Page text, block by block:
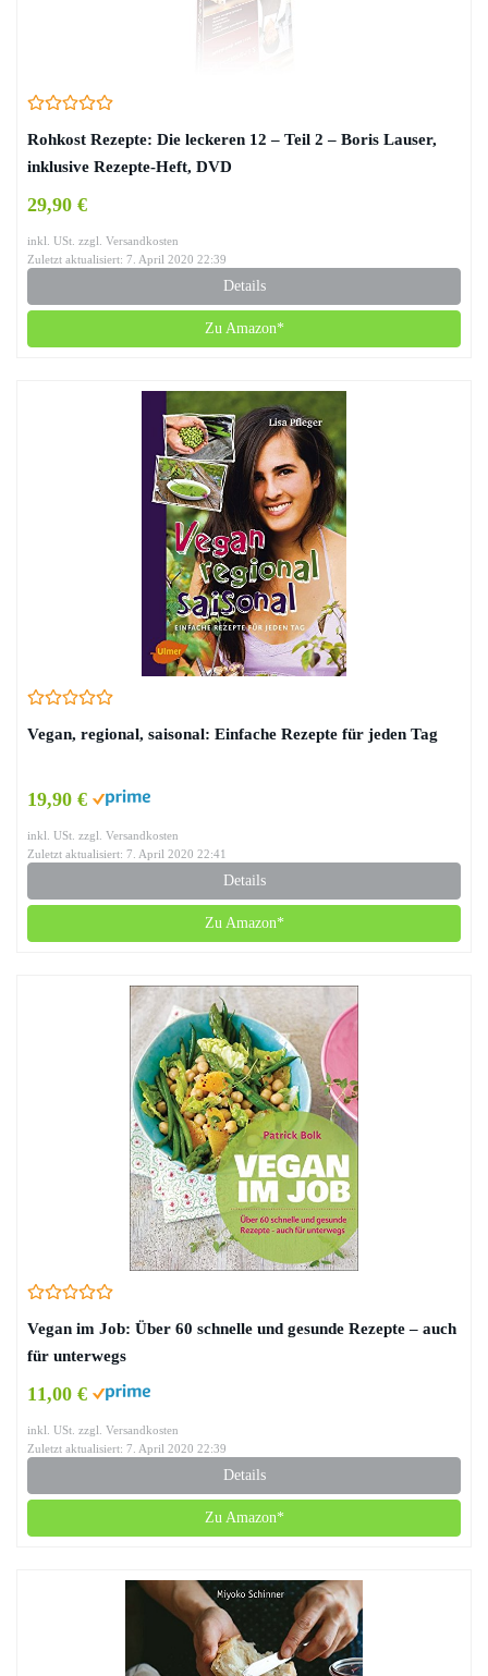
Rohkost Rezepte: Die leckeren 12 – Teil 2 – Boris Lauser,
inklusive Rezepte-Heft, DVD
29,90 €
inkl. USt. zzgl. Versandkosten
Zuletzt aktualisiert: 7. April 2020 22:39
Details
Zu Amazon*
Vegan, regional, saisonal: Einfache Rezepte für jeden Tag
19,90 €
inkl. USt. zzgl. Versandkosten
Zuletzt aktualisiert: 7. April 2020 22:41
Details
Zu Amazon*
Vegan im Job: Über 60 schnelle und gesunde Rezepte – auch
für unterwegs
11,00 €
inkl. USt. zzgl. Versandkosten
Zuletzt aktualisiert: 7. April 2020 22:39
Details
Zu Amazon*